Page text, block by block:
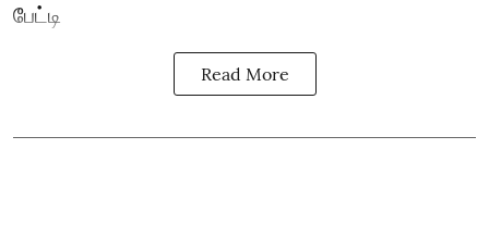
பேட்டி
Read More